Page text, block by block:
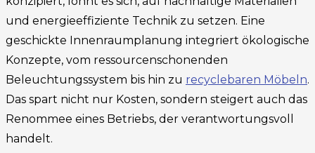
und energieeffiziente Technik zu setzen. Eine
geschickte Innenraumplanung integriert ökologische
Konzepte, vom ressourcenschonenden
Beleuchtungssystem bis hin zu recyclebaren Möbeln.
Das spart nicht nur Kosten, sondern steigert auch das
Renommee eines Betriebs, der verantwortungsvoll
handelt.